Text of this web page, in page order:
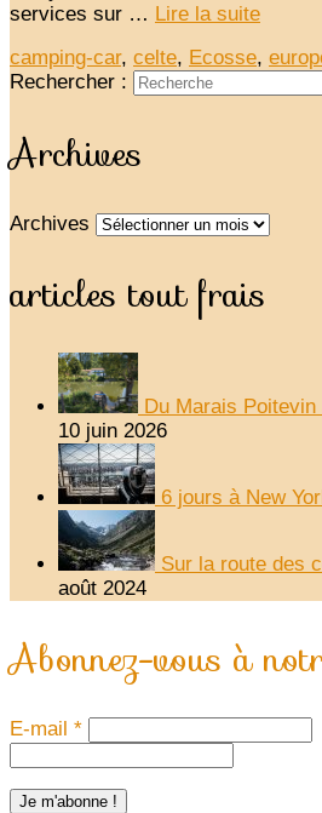
services sur … Lire la suite­­
camping-car, celte, Ecosse,
Rechercher :
Archives
Archives
articles tout frais
Du Marais
10 juin 2026
6 jours à New
Sur la route des
août 2024
Abonnez-vous à
E-mail *